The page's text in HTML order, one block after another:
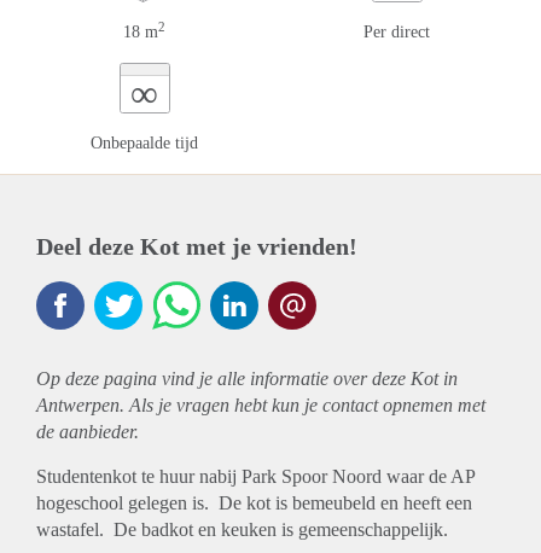
18 m2 Per direct
∞
Onbepaalde tijd
Deel deze Kot met je vrienden!
Op deze pagina vind je alle informatie over deze Kot in
Antwerpen. Als je vragen hebt kun je contact opnemen met
de aanbieder.
Studentenkot te huur nabij Park Spoor Noord waar de AP
hogeschool gelegen is. De kot is bemeubeld en heeft een
wastafel. De badkot en keuken is gemeenschappelijk.